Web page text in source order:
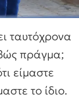
ταυτόχρονα
πράγμα;
είμαστε
το ίδιο.